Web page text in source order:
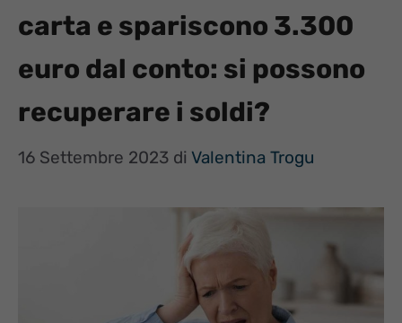
carta e spariscono 3.300
euro dal conto: si possono
recuperare i soldi?
16 Settembre 2023 di Valentina Trogu